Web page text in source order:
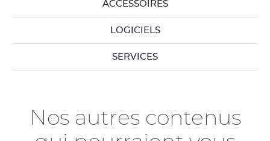
ACCESSOIRES
LOGICIELS
SERVICES
Nos autres contenus